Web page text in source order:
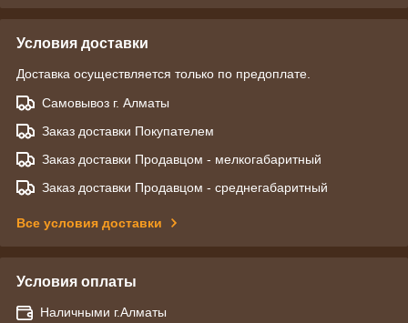
Условия доставки
Доставка осуществляется только по предоплате.
Самовывоз г. Алматы
Заказ доставки Покупателем
Заказ доставки Продавцом - мелкогабаритный
Заказ доставки Продавцом - среднегабаритный
Все условия доставки
Условия оплаты
Наличными г.Алматы